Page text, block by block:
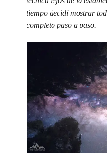
tiempo decidí mostrar
completo paso a paso.